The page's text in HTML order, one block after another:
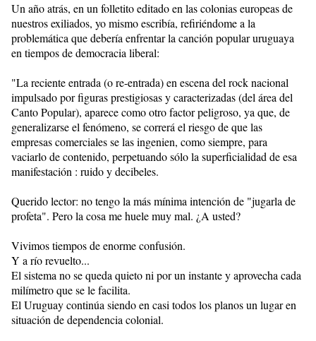
Un año atrás, en un folletito editado en las colonias europeas de
nuestros exiliados, yo mismo escribía, refiriéndome a la
problemática que debería enfrentar la canción popular uruguaya
en tiempos de democracia liberal:
"La reciente entrada (o re-entrada) en escena del rock nacional
impulsado por figuras prestigiosas y caracterizadas (del área del
Canto Popular), aparece como otro factor peligroso, ya que, de
generalizarse el fenómeno, se correrá el riesgo de que las
empresas comerciales se las ingenien, como siempre, para
vaciarlo de contenido, perpetuando sólo la superficialidad de esa
manifestación : ruido y decibeles.
Querido lector: no tengo la más mínima intención de "jugarla de
profeta". Pero la cosa me huele muy mal. ¿A usted?
Vivimos tiempos de enorme confusión.
Y a río revuelto...
El sistema no se queda quieto ni por un instante y aprovecha cada
milímetro que se le facilita.
El Uruguay continúa siendo en casi todos los planos un lugar en
situación de dependencia colonial.